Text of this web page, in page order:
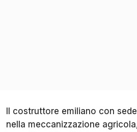
Il costruttore emiliano con
nella meccanizzazione